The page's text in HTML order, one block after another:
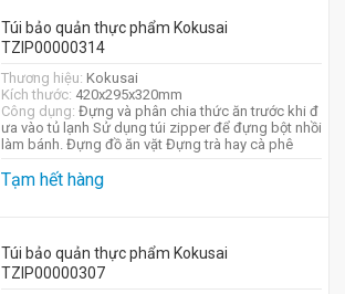
Túi bảo quản thực phẩm Kokusai
TZIP00000314
Thương hiệu: Kokusai
Kích thước: 420x295x320mm
Công dụng: Đựng và phân chia thức ăn trước khi đ
ưa vào tủ lạnh Sử dụng túi zipper để đựng bột nhồi
làm bánh. Đựng đồ ăn vặt Đựng trà hay cà phê
Tạm hết hàng
Túi bảo quản thực phẩm Kokusai
TZIP00000307